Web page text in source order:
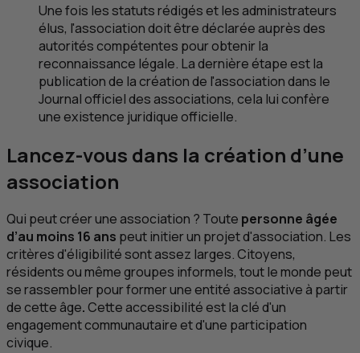
Une fois les statuts rédigés et les administrateurs
élus, l'association doit être déclarée auprès des
autorités compétentes pour obtenir la
reconnaissance légale. La dernière étape est la
publication de la création de l'association dans le
Journal officiel des associations, cela lui confère
une existence juridique officielle.
Lancez-vous dans la création d’une
association
Qui peut créer une association ? Toute personne âgée
d’au moins 16 ans peut initier un projet d'association. Les
critères d'éligibilité sont assez larges. Citoyens,
résidents ou même groupes informels, tout le monde peut
se rassembler pour former une entité associative à partir
de cette âge.Cette accessibilité est la clé d'un
engagement communautaire et d'une participation
civique.